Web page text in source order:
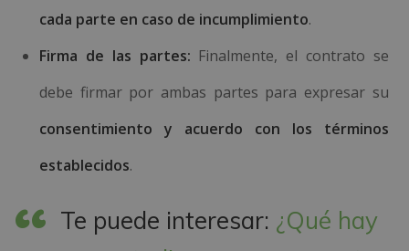
cada parte en caso de incumplimiento.
Firma de las partes: Finalmente, el contrato se
debe firmar por ambas partes para expresar su
consentimiento y acuerdo con los términos
establecidos.
Te puede interesar: ¿Qué hay